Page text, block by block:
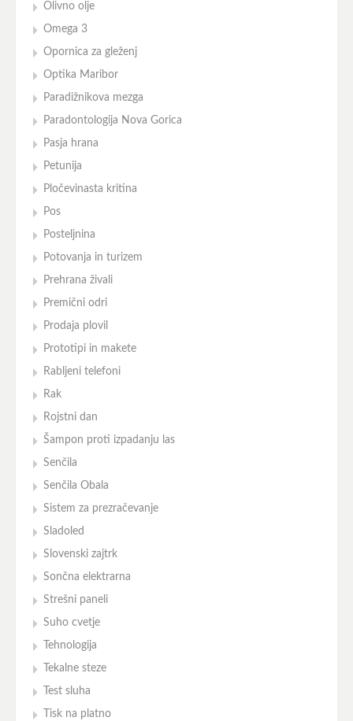
Olivno olje
Omega 3
Opornica za gleženj
Optika Maribor
Paradižnikova mezga
Paradontologija Nova Gorica
Pasja hrana
Petunija
Pločevinasta kritina
Pos
Posteljnina
Potovanja in turizem
Prehrana živali
Premični odri
Prodaja plovil
Prototipi in makete
Rabljeni telefoni
Rak
Rojstni dan
Šampon proti izpadanju las
Senčila
Senčila Obala
Sistem za prezračevanje
Sladoled
Slovenski zajtrk
Sončna elektrarna
Strešni paneli
Suho cvetje
Tehnologija
Tekalne steze
Test sluha
Tisk na platno